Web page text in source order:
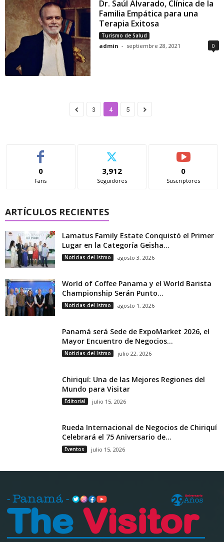
Dr. Saúl Alvarado, Clínica de la
Familia Empática para una
Terapia Exitosa
Turismo de Salud
admin - septiembre 28, 2021 0
3 4 5
0
Fans
3,912
Seguidores
0
Suscriptores
ARTÍCULOS RECIENTES
Lamatus Family Estate Conquistó el Primer
Lugar en la Categoría Geisha...
Noticias del Istmo agosto 3, 2026
World of Coffee Panama y el World Barista
Championship Serán Punto...
Noticias del Istmo agosto 1, 2026
Panamá será Sede de ExpoMarket 2026, el
Mayor Encuentro de Negocios...
Noticias del Istmo julio 22, 2026
Chiriquí: Una de las Mejores Regiones del
Mundo para Visitar
Editorial julio 15, 2026
Rueda Internacional de Negocios de Chiriquí
Celebrará el 75 Aniversario de...
Eventos julio 15, 2026